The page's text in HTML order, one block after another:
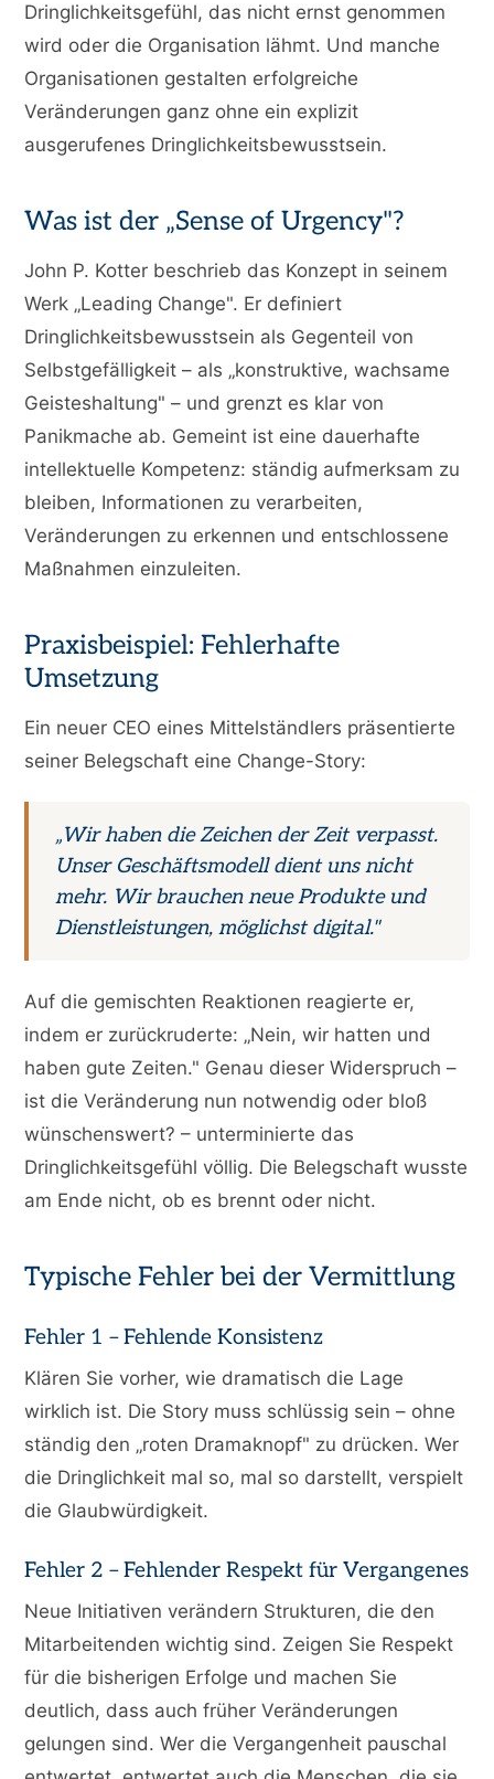
Dringlichkeitsgefühl, das nicht ernst genommen
wird oder die Organisation lähmt. Und manche
Organisationen gestalten erfolgreiche
Veränderungen ganz ohne ein explizit
ausgerufenes Dringlichkeitsbewusstsein.
Was ist der „Sense of Urgency"?
John P. Kotter beschrieb das Konzept in seinem
Werk „Leading Change". Er definiert
Dringlichkeitsbewusstsein als Gegenteil von
Selbstgefälligkeit – als „konstruktive, wachsame
Geisteshaltung" – und grenzt es klar von
Panikmache ab. Gemeint ist eine dauerhafte
intellektuelle Kompetenz: ständig aufmerksam zu
bleiben, Informationen zu verarbeiten,
Veränderungen zu erkennen und entschlossene
Maßnahmen einzuleiten.
Praxisbeispiel: Fehlerhafte
Umsetzung
Ein neuer CEO eines Mittelständlers präsentierte
seiner Belegschaft eine Change-Story:
„Wir haben die Zeichen der Zeit verpasst.
Unser Geschäftsmodell dient uns nicht
mehr. Wir brauchen neue Produkte und
Dienstleistungen, möglichst digital."
Auf die gemischten Reaktionen reagierte er,
indem er zurückruderte: „Nein, wir hatten und
haben gute Zeiten." Genau dieser Widerspruch –
ist die Veränderung nun notwendig oder bloß
wünschenswert? – unterminierte das
Dringlichkeitsgefühl völlig. Die Belegschaft wusste
am Ende nicht, ob es brennt oder nicht.
Typische Fehler bei der Vermittlung
Fehler 1 – Fehlende Konsistenz
Klären Sie vorher, wie dramatisch die Lage
wirklich ist. Die Story muss schlüssig sein – ohne
ständig den „roten Dramaknopf" zu drücken. Wer
die Dringlichkeit mal so, mal so darstellt, verspielt
die Glaubwürdigkeit.
Fehler 2 – Fehlender Respekt für Vergangenes
Neue Initiativen verändern Strukturen, die den
Mitarbeitenden wichtig sind. Zeigen Sie Respekt
für die bisherigen Erfolge und machen Sie
deutlich, dass auch früher Veränderungen
gelungen sind. Wer die Vergangenheit pauschal